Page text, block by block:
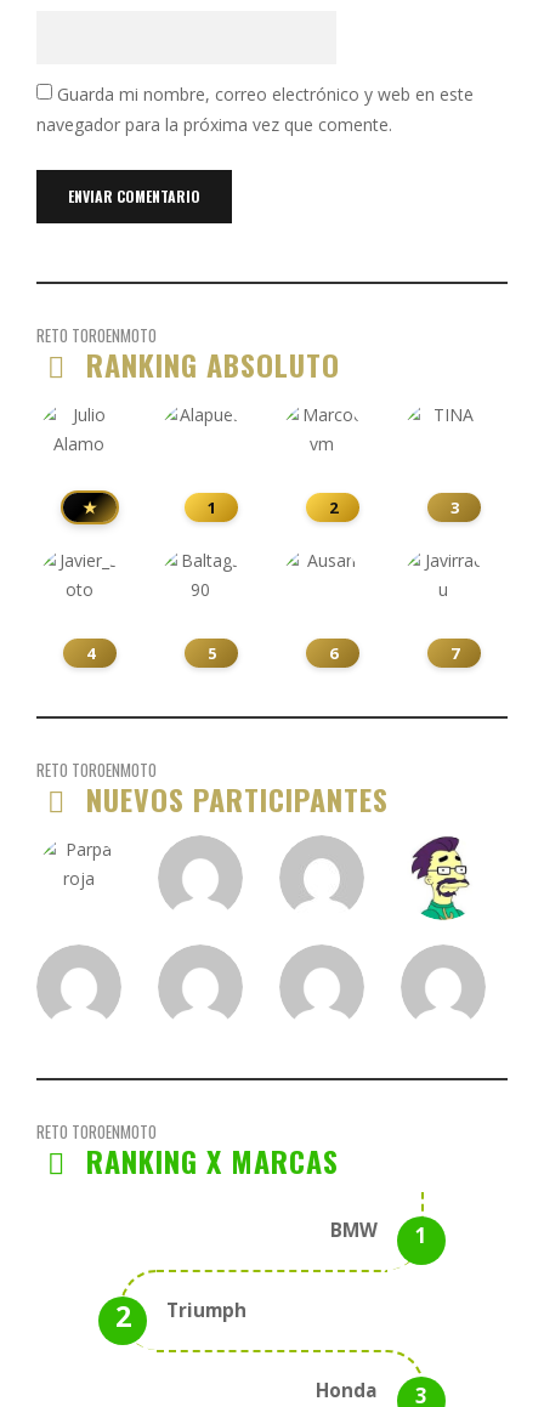
Guarda mi nombre, correo electrónico y web en este
navegador para la próxima vez que comente.
RETO TOROENMOTO
RANKING ABSOLUTO
★ 1 2 3
4 5 6 7
RETO TOROENMOTO
NUEVOS PARTICIPANTES
RETO TOROENMOTO
RANKING X MARCAS
BMW
Triumph
Honda